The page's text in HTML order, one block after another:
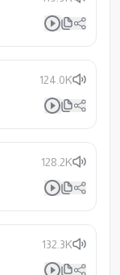
124.0K
128.2K
132.3K